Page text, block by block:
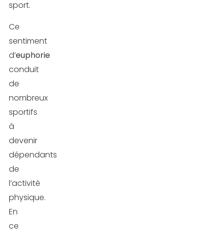
sport.
Ce
sentiment
d’euphorie
conduit
de
nombreux
sportifs
à
devenir
dépendants
de
l’activité
physique.
En
ce